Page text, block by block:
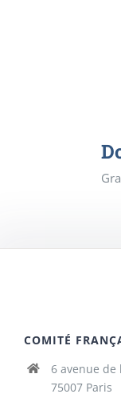
COMITÉ
6 avenue
75007 Paris